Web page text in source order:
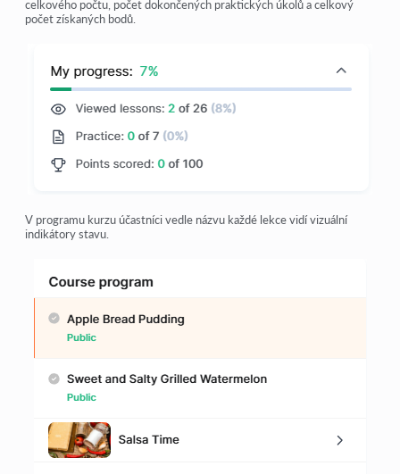
celkového počtu, počet dokončených praktických úkolů a celkový
počet získaných bodů.
V programu kurzu účastníci vedle názvu každé lekce vidí vizuální
indikátory stavu.